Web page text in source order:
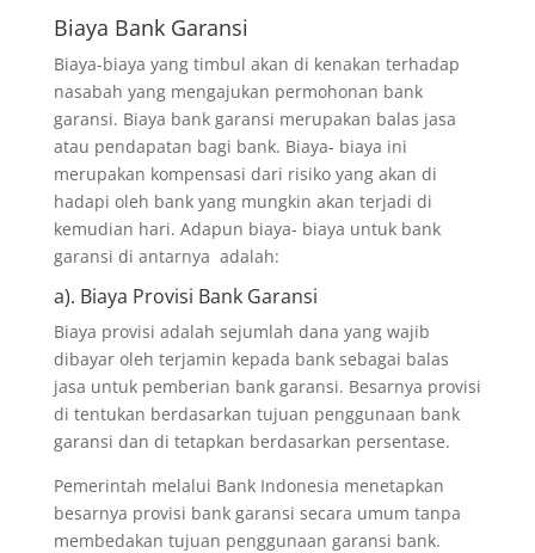
Biaya Bank Garansi
Biaya-biaya yang timbul akan di kenakan terhadap
nasabah yang mengajukan permohonan bank
garansi. Biaya bank garansi merupakan balas jasa
atau pendapatan bagi bank. Biaya- biaya ini
merupakan kompensasi dari risiko yang akan di
hadapi oleh bank yang mungkin akan terjadi di
kemudian hari. Adapun biaya- biaya untuk bank
garansi di antarnya adalah:
a). Biaya Provisi Bank Garansi
Biaya provisi adalah sejumlah dana yang wajib
dibayar oleh terjamin kepada bank sebagai balas
jasa untuk pemberian bank garansi. Besarnya provisi
di tentukan berdasarkan tujuan penggunaan bank
garansi dan di tetapkan berdasarkan persentase.
Pemerintah melalui Bank Indonesia menetapkan
besarnya provisi bank garansi secara umum tanpa
membedakan tujuan penggunaan garansi bank.